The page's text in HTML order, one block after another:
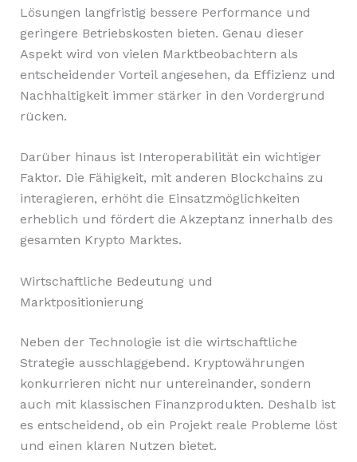
Lösungen langfristig bessere Performance und
geringere Betriebskosten bieten. Genau dieser
Aspekt wird von vielen Marktbeobachtern als
entscheidender Vorteil angesehen, da Effizienz und
Nachhaltigkeit immer stärker in den Vordergrund
rücken.
Darüber hinaus ist Interoperabilität ein wichtiger
Faktor. Die Fähigkeit, mit anderen Blockchains zu
interagieren, erhöht die Einsatzmöglichkeiten
erheblich und fördert die Akzeptanz innerhalb des
gesamten Krypto Marktes.
Wirtschaftliche Bedeutung und
Marktpositionierung
Neben der Technologie ist die wirtschaftliche
Strategie ausschlaggebend. Kryptowährungen
konkurrieren nicht nur untereinander, sondern
auch mit klassischen Finanzprodukten. Deshalb ist
es entscheidend, ob ein Projekt reale Probleme löst
und einen klaren Nutzen bietet.